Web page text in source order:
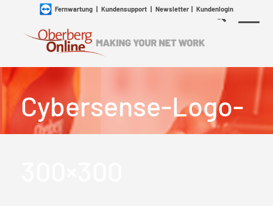
Fernwartung| Kundensupport| Newsletter| Kundenlogin
Cybersense-Logo-